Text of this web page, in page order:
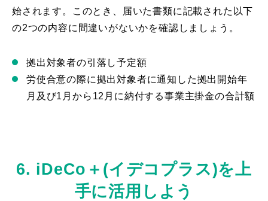
始されます。このとき、届いた書類に記載された以下
の2つの内容に間違いがないかを確認しましょう。
拠出対象者の引落し予定額
労使合意の際に拠出対象者に通知した拠出開始年
月及び1月から12月に納付する事業主掛金の合計額
6. iDeCo＋(イデコプラス)を上
手に活用しよう